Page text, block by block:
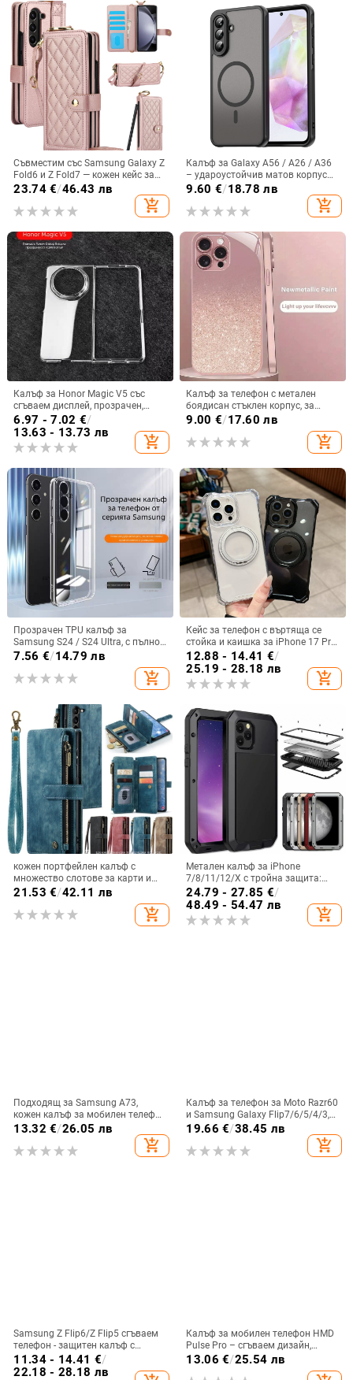
Съвместим със Samsung Galaxy Z
Fold6 и Z Fold7 — кожен кейс за
телефон с слот за стилус,
сгъваем дизайн, елегантен стил, с
каишка за китката, за дами
23.74€/46.43 лв
add_shopping_cart
Калъф за Galaxy A56 / A26 / A36
– удароустойчив матов корпус
от PC+TPU с текстура на кожа
9.60 €/18.78 лв
add_shopping_cart
Калъф за Honor Magic V5 със
сгъваем дисплей, прозрачен,
лъскав, PC материал
6.97 - 7.02 €/
13.63 - 13.73 лв
add_shopping_cart
Калъф за телефон с метален
боядисан стъклен корпус, за
iPhone 11–14 Pro Max,
9.00 €/17.60 лв
add_shopping_cart
Прозрачен TPU калъф за
Samsung S24 / S24 Ultra, с пълно
покритие и защита на камерата
7.56 €/14.79 лв
add_shopping_cart
Кейс за телефон с въртяща се
стойка и каишка за iPhone 17 Pro
Max, 16, 15 и iPhone 11
12.88 - 14.41 €/
25.19 - 28.18 лв
add_shopping_cart
кожен портфейлен калъф с
множество слотове за карти и
цип за iPhone 11–17 Pro Max, XR,
21.53 €/42.11 лв
add_shopping_cart
Метален калъф за iPhone
7/8/11/12/X с тройна защита:
удароустойчив, прахоустойчив и
запечатан
24.79 - 27.85 €/
48.49 - 54.47 лв
add_shopping_cart
Подходящ за Samsung A73,
кожен калъф за мобилен телефон
A36/A16, калъф за мобилен
телефон A26/A56, флип калъф,
защитен калъф, невидима скоба.
13.32 €/26.05 лв
add_shopping_cart
Калъф за телефон за Moto Razr60
и Samsung Galaxy Flip7/6/5/4/3,
сгъваем с пръстен, защита от
изпускане, минималистичен PU
кожен калъф, ръчна изработка
19.66 €/38.45 лв
add_shopping_cart
Samsung Z Flip6/Z Flip5 сгъваем
телефон - защитен калъф с
блестяща гривна
11.34 - 14.41 €/
22.18 - 28.18 лв
Калъф за мобилен телефон HMD
Pulse Pro – сгъваем дизайн,
магнитно задържане, джоб за
карти, TPU кожа, удароустойчив
13.06 €/25.54 лв